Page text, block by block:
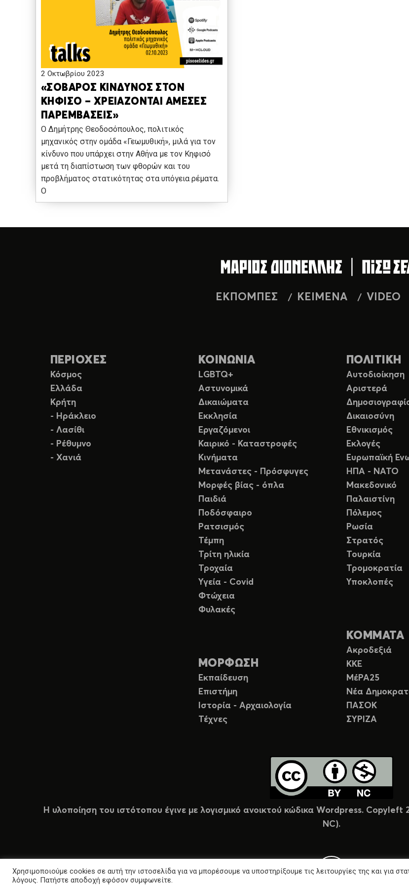
2 Οκτωβρίου 2023
«ΣΟΒΑΡΟΣ ΚΙΝΔΥΝΟΣ ΣΤΟΝ
ΚΗΦΙΣΟ – ΧΡΕΙΑΖΟΝΤΑΙ ΑΜΕΣΕΣ
ΠΑΡΕΜΒΑΣΕΙΣ»
Ο Δημήτρης Θεοδοσόπουλος, πολιτικός
μηχανικός στην ομάδα «Γεωμυθική», μιλά για τον
κίνδυνο που υπάρχει στην Αθήνα με τον Κηφισό
μετά τη διαπίστωση των φθορών και του
προβλήματος στατικότητας στα υπόγεια ρέματα.
Ο
ΕΚΠΟΜΠΕΣ ΚΕΙΜΕΝΑ VIDEO
ΠΕΡΙΟΧΕΣ
Κόσμος
Ελλάδα
Κρήτη
- Ηράκλειο
- Λασίθι
- Ρέθυμνο
- Χανιά
ΚΟΙΝΩΝΙΑ
LGBTQ+
Αστυνομικά
Δικαιώματα
Εκκλησία
Εργαζόμενοι
Καιρικό - Καταστροφές
Κινήματα
Μετανάστες - Πρόσφυγες
Μορφές βίας - όπλα
Παιδιά
Ποδόσφαιρο
Ρατσισμός
Τέμπη
Τρίτη ηλικία
Τροχαία
Υγεία - Covid
Φτώχεια
Φυλακές
ΜΟΡΦΩΣΗ
Εκπαίδευση
Επιστήμη
Ιστορία - Αρχαιολογία
Τέχνες
ΠΟΛΙΤΙΚΗ
Αυτοδιοίκηση
Αριστερά
Δικαιοσύνη
Εθνικισμός
Εκλογές
Ευρωπαϊκή
ΗΠΑ - ΝΑΤΟ
Μακεδονικό
Παλαιστίνη
Πόλεμος
Ρωσία
Στρατός
Τουρκία
Τρομοκρατία
Υποκλοπές
ΚΟΜΜΑΤΑ
Ακροδεξιά
ΚΚΕ
ΜέΡΑ25
Νέα
ΠΑΣΟΚ
ΣΥΡΙΖΑ
Η υλοποίηση του ιστότοπου έγινε με λογισμικό ανοικτού κώδικα Wordpress.
NC).
Χρησιμοποιούμε cookies σε αυτή την ιστοσελίδα για να μπορέσουμε να υποστηρίξουμε τις λειτουργίες της και για
λόγους. Πατήστε αποδοχή εφόσον συμφωνείτε.